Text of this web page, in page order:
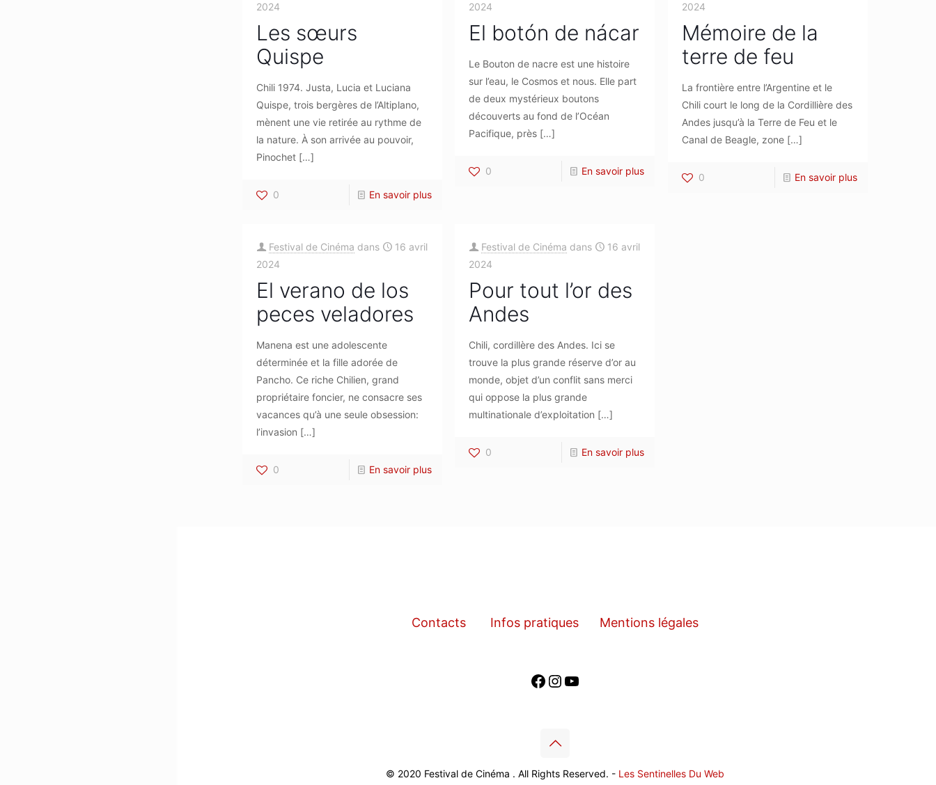
2024
Les sœurs
Quispe
Chili 1974. Justa, Lucia et Luciana
Quispe, trois bergères de l’Altiplano,
mènent une vie retirée au rythme de
la nature. À son arrivée au pouvoir,
Pinochet […]
0 En savoir plus
2024
El botón de nácar
Le Bouton de nacre est une histoire
sur l’eau, le Cosmos et nous. Elle part
de deux mystérieux boutons
découverts au fond de l’Océan
Pacifique, près […]
0 En savoir plus
2024
Mémoire de la
terre de feu
La frontière entre l’Argentine et le
Chili court le long de la Cordillière des
Andes jusqu’à la Terre de Feu et le
Canal de Beagle, zone[…]
0 En savoir plus
Festival de Cinéma dans
16 avril
2024
El verano de los
peces veladores
Manena est une adolescente
déterminée et la fille adorée de
Pancho. Ce riche Chilien, grand
propriétaire foncier, ne consacre ses
vacances qu’à une seule obsession:
l’invasion […]
0 En savoir plus
Festival de Cinéma dans
16 avril
2024
Pour tout l’or des
Andes
Chili, cordillère des Andes. Ici se
trouve la plus grande réserve d’or au
monde, objet d’un conflit sans merci
qui oppose la plus grande
multinationale d’exploitation […]
0 En savoir plus
Contacts Infos pratiques Mentions légales
Facebook
Instagram
YouTube
© 2020 Festival de Cinéma . All Rights Reserved. - Les Sentinelles Du Web